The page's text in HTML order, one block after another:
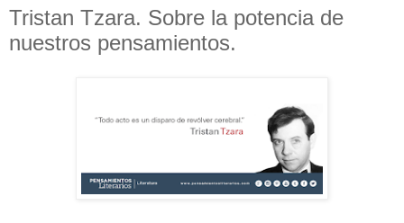
Tristan Tzara. Sobre la potencia de
nuestros pensamientos.